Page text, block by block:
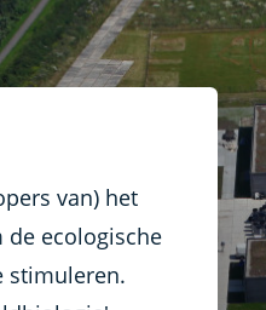
van) het
de ecologische
stimuleren.